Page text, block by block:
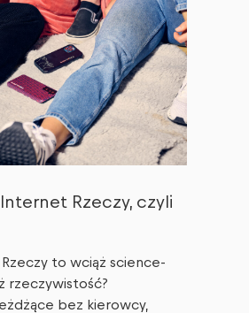
Rzeczy, czyli
to wciąż science-
rzeczywistość?
bez kierowcy,